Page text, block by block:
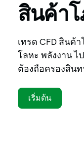
สินค้า
เทรด CFD สิน
โลหะ พลังงาน ไ
ต้องถือครองสินท
เริ่มต้น